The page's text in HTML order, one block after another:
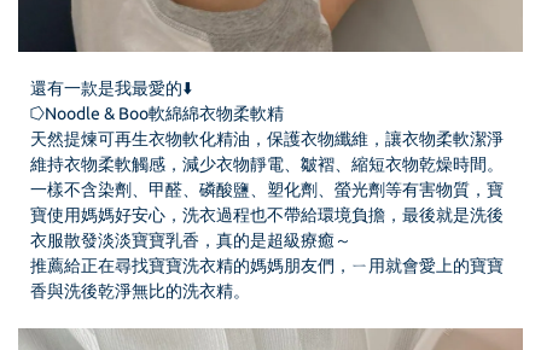
還有一款是我最愛的⬇️
⭔Noodle & Boo軟綿綿衣物柔軟精
天然提煉可再生衣物軟化精油，保護衣物纖維，讓衣物柔軟潔淨
維持衣物柔軟觸感，減少衣物靜電、皺褶、縮短衣物乾燥時間。
一樣不含染劑、甲醛、磷酸鹽、塑化劑、螢光劑等有害物質，寶
寶使用媽媽好安心，洗衣過程也不帶給環境負擔，最後就是洗後
衣服散發淡淡寶寶乳香，真的是超級療癒～
推薦給正在尋找寶寶洗衣精的媽媽朋友們，ㄧ用就會愛上的寶寶
香與洗後乾淨無比的洗衣精。